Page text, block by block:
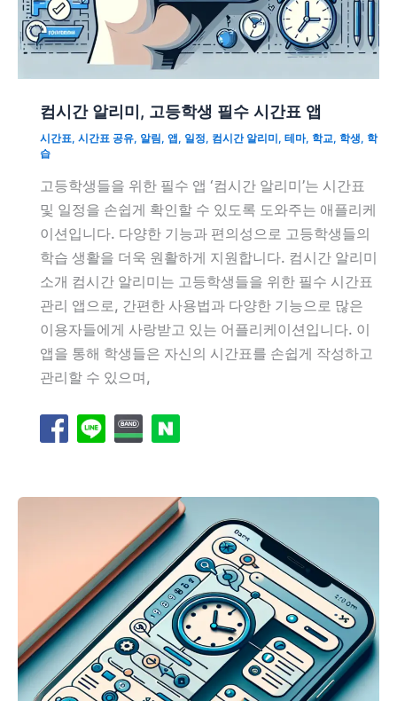
컴시간 알리미, 고등학생 필수 시간표 앱
시간표, 시간표 공유, 알림, 앱, 일정, 컴시간 알리미, 테마, 학교, 학생, 학
습
고등학생들을 위한 필수 앱 ‘컴시간 알리미’는 시간표
및 일정을 손쉽게 확인할 수 있도록 도와주는 애플리케
이션입니다. 다양한 기능과 편의성으로 고등학생들의
학습 생활을 더욱 원활하게 지원합니다. 컴시간 알리미
소개 컴시간 알리미는 고등학생들을 위한 필수 시간표
관리 앱으로, 간편한 사용법과 다양한 기능으로 많은
이용자들에게 사랑받고 있는 어플리케이션입니다. 이
앱을 통해 학생들은 자신의 시간표를 손쉽게 작성하고
관리할 수 있으며,